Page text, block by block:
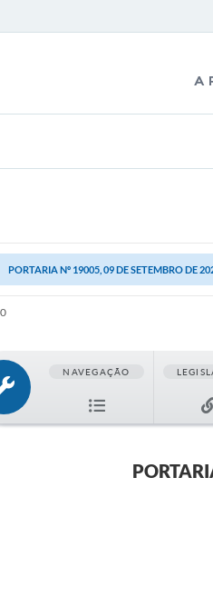
A
PORTARIA Nº 19005, 09 DE SETEMBRO DE
NAVEGAÇÃO